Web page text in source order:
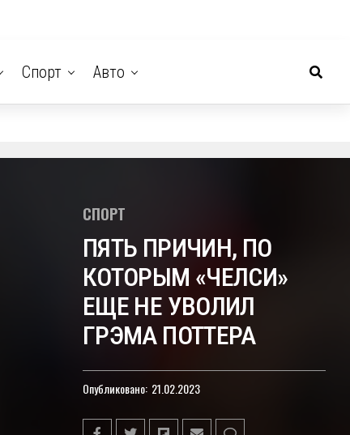
Спорт Авто
СПОРТ
ПЯТЬ ПРИЧИН, ПО
КОТОРЫМ «ЧЕЛСИ»
ЕЩЕ НЕ УВОЛИЛ
ГРЭМА ПОТТЕРА
Опубликовано: 21.02.2023